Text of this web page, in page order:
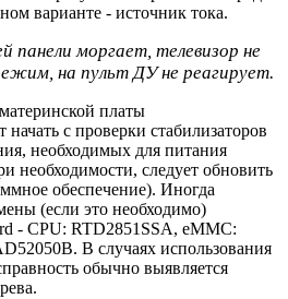
варианте - источник тока.
панели моргает, телевизор не
на пульт ДУ не реагирует.
платы
с проверки стабилизаторов
необходимых для питания
необходимости, следует обновить
обеспечение). Иногда
(если это необходимо)
- CPU: RTD2851SSA, eMMC:
В случаях использования
обычно выявляется